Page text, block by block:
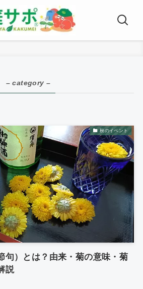
– category –
秋のイベント
句）とは？由来・菊の意味・菊
説